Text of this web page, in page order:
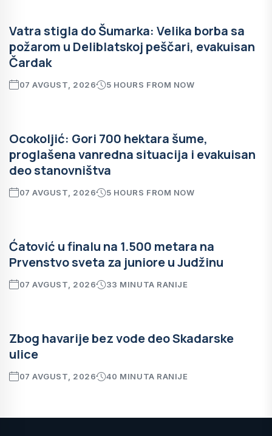
Vatra stigla do Šumarka: Velika borba sa
požarom u Deliblatskoj peščari, evakuisan
Čardak
07 AVGUST, 2026 5 HOURS FROM NOW
Ocokoljić: Gori 700 hektara šume,
proglašena vanredna situacija i evakuisan
deo stanovništva
07 AVGUST, 2026 5 HOURS FROM NOW
Ćatović u finalu na 1.500 metara na
Prvenstvo sveta za juniore u Judžinu
07 AVGUST, 2026 33 MINUTA RANIJE
Zbog havarije bez vode deo Skadarske
ulice
07 AVGUST, 2026 40 MINUTA RANIJE